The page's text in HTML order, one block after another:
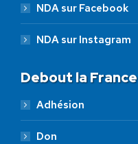
NDA sur Facebook
NDA sur Instagram
Debout la France
Adhésion
Don